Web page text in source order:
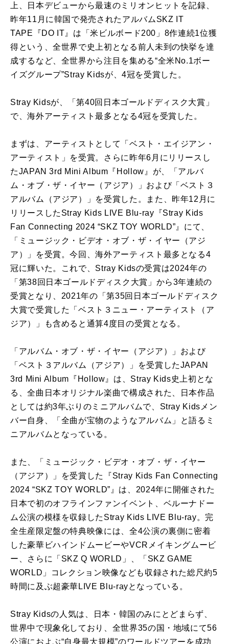
上、日本デビューから最速のミリオンヒットを記録、
昨年11月に韓国で発売されたアルバムSKZ IT
TAPE『DO IT』は「米ビルボード200」8作連続1位獲
得という、全世界で史上初となる前人未到の快挙を達
成するなど、全世界から注目を集める“全米No.1ボー
イズグループ”Stray Kidsが、4冠を受賞した。
Stray Kidsが、「第40回日本ゴールドディスク大賞」
で、海外アーティスト最多となる4冠を受賞した。
まずは、アーティストとして「ベスト・エイジアン・
アーティスト」を受賞。さらに昨年6月にリリースし
たJAPAN 3rd Mini Album『Hollow』が、「アルバ
ム・オブ・ザ・イヤー（アジア）」および「ベスト３
アルバム（アジア）」を受賞した。また、昨年12月に
リリースしたStray Kids LIVE Blu-ray『Stray Kids
Fan Connecting 2024 “SKZ TOY WORLD”』にて、
「ミュージック・ビデオ・オブ・ザ・イヤー（アジ
ア）」を受賞。今回、海外アーティスト最多となる4
冠に輝いた。これで、Stray Kidsの受賞は2024年の
「第38回日本ゴールドディスク大賞」から3年連続の
受賞となり、2021年の「第35回日本ゴールドディスク
大賞で受賞した「ベスト３ニュー・アーティスト（ア
ジア）」も含めると通算4度目の受賞となる。
「アルバム・オブ・ザ・イヤー（アジア）」および
「ベスト３アルバム（アジア）」を受賞したJAPAN
3rd Mini Album『Hollow』は、Stray Kids史上初とな
る、全曲日本オリジナル楽曲で構成された、日本作品
としては約3年ぶりのミニアルバムで、Stray Kidsメン
バー自身、「全曲が宝物のようなアルバム」と語るミ
ニアルバムとなっている。
また、「ミュージック・ビデオ・オブ・ザ・イヤー
（アジア）」を受賞した『Stray Kids Fan Connecting
2024 “SKZ TOY WORLD”』は、2024年に開催された
日本で初のオフラインファンイベント、ベルーナドー
ム公演の模様を収録したStray Kids LIVE Blu-ray。完
全生産限定盤の特典映像には、全4公演の裏側に密着
した豪華ビハインドムービーやVCRメイキングムービ
ー、さらに「SKZ Q WORLD」、「SKZ GAME
WORLD」コレクション映像なども収録された総尺約5
時間に及ぶ超豪華LIVE Blu-rayとなっている。
Stray Kidsの人気は、日本・韓国のみにとどまらず、
世界中で現象化しており、全世界35の国・地域にて56
公演におよぶ“自身最大規模”のワールドツアーを成功